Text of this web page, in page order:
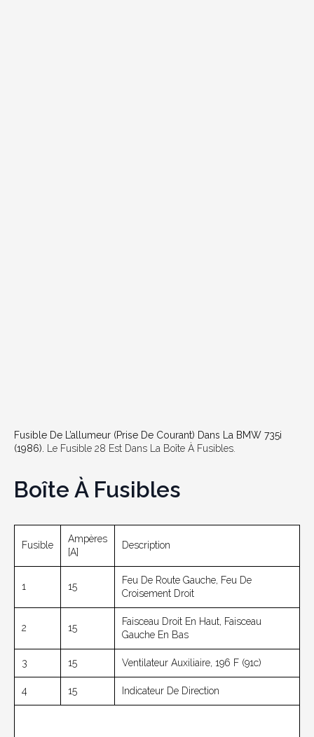
Fusible De L’allumeur (prise De Courant) Dans La BMW 735i
(1986).
Le Fusible 28 Est Dans La Boîte À Fusibles.
Boîte À Fusibles
Fusible
Ampères
[A]
Description
1 15
Feu De Route Gauche, Feu De
Croisement Droit
2 15
Faisceau Droit En Haut, Faisceau
Gauche En Bas
3 15 Ventilateur Auxiliaire, 196 F (91c)
4 15 Indicateur De Direction